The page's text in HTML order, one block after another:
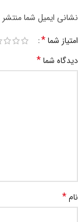
نشانی ایمیل شما
امتیاز شما*
دیدگاه شما*
نام*